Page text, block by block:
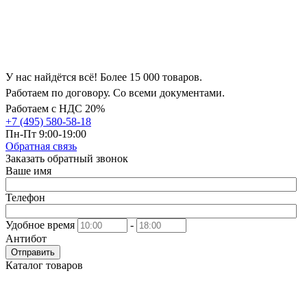
У нас найдётся всё! Более 15 000 товаров.
Работаем по договору. Со всеми документами.
Работаем с НДС 20%
+7 (495) 580-58-18
Пн-Пт 9:00-19:00
Обратная связь
Заказать обратный звонок
Ваше имя
Телефон
Удобное время
-
Антибот
Отправить
Каталог товаров